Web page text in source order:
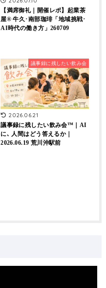
【満席御礼｜開催レポ】起業茶
屋® 牛久･南部珈琲「地域挑戦･
AI時代の働き方」260709
議事録に残したい飲み会
2026.06.21
議事録に残したい飲み会™｜AI
に､ 人間はどう答えるか｜
2026.06.19 荒川沖駅前